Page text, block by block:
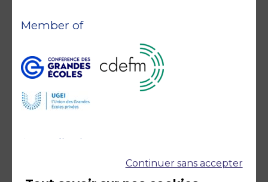
Accreditations
Member of
Continuer sans accepter